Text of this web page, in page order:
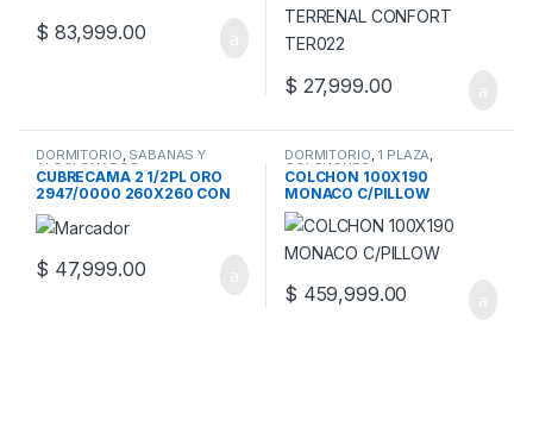
$ 83,999.00
$ 27,999.00
DORMITORIO, SABANAS Y
ALCOLCHADOS
CUBRECAMA 2 1/2PL ORO
2947/0000 260X260 CON
$ 47,999.00
DORMITORIO, 1 PLAZA,
COLCHONES
COLCHON 100X190
MONACO C/PILLOW
$ 459,999.00